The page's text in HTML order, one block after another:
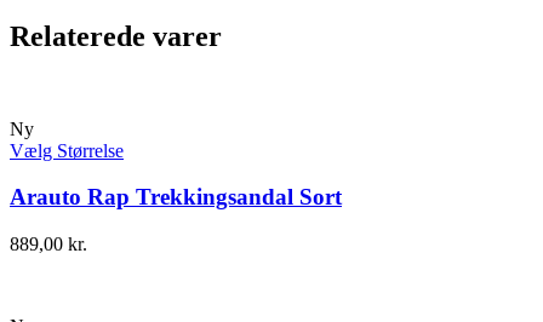
Relaterede varer
Ny
Vælg Størrelse
Arauto Rap Trekkingsandal Sort
889,00 kr.